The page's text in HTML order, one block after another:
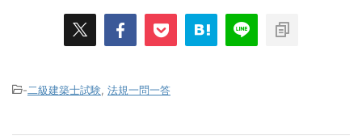
-二級建築士試験 法規一問一答